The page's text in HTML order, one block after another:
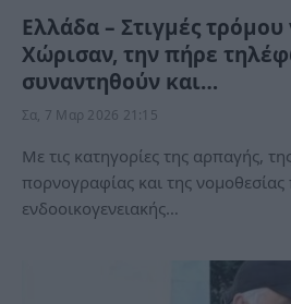
Ελλάδα – Στιγμές τρόμου
Χώρισαν, την πήρε
συναντηθούν και…
Σα, 7 Μαρ 2026 21:15
Με τις κατηγορίες της αρπαγής,
πορνογραφίας και της νομοθεσίας
ενδοοικογενειακής…